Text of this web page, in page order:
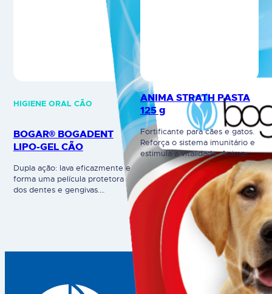
HIGIENE ORAL CÃO
BOGAR® BOGADENT
LIPO-GEL CÃO
Dupla ação: lava eficazmente e
forma uma película protetora
dos dentes e gengivas.
agentes de limpeza com suave
veterinário.
ANIMA STRATH PASTA
125 g
Fortificante para cães e gatos.
Reforça o sistema imunitário e
estimula a vitalidade. Anima-
Strath Pasta foi especialmente
desenvolvido para cães e gatos
e baseia-se na evidência
comprovada da levedura de
ervas plasmolisada com 61
substâncias vitais garantem
uma elevada biodisponibilidade
e absorção. Com uma
excelente palatibilidade,
Anima-Strath Pasta suporta as
defesas naturais, promove a
vitalidade…